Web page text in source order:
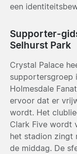
een
Supporter-
Selhurst Park
Crystal Palace
supportersgroep
Holmesdale
ervoor dat er
wordt. Het
Clark Five wordt
het stadion zingt
de middag. De